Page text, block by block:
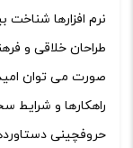
نرم افزارها شناخت
طراحان خلاقی و
صورت می توان
راهکارها و شرایط
حروفچینی